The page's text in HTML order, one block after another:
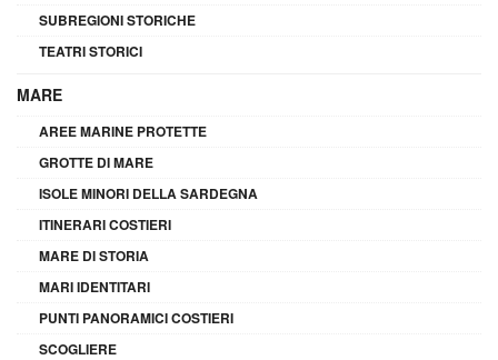
SUBREGIONI STORICHE
TEATRI STORICI
MARE
AREE MARINE PROTETTE
GROTTE DI MARE
ISOLE MINORI DELLA SARDEGNA
ITINERARI COSTIERI
MARE DI STORIA
MARI IDENTITARI
PUNTI PANORAMICI COSTIERI
SCOGLIERE